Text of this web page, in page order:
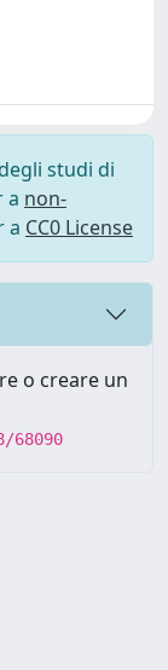
studi di
a non-
a CC0 License
o creare un
68090